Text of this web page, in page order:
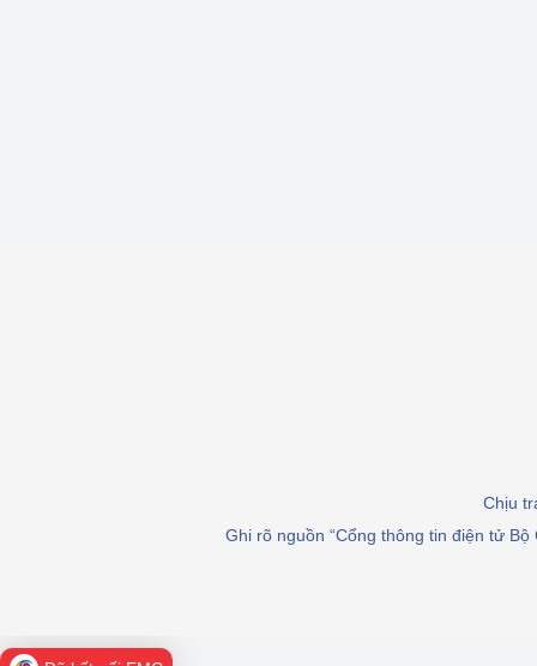
Chịu
Ghi rõ nguồn “Cổng thông tin điện tử